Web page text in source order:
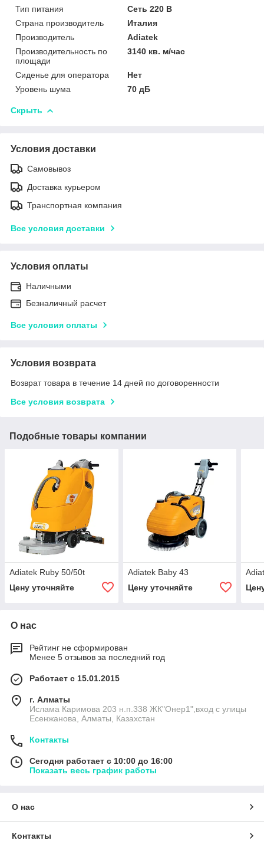
Тип питания
Сеть 220 В
Страна производитель
Италия
Производитель
Adiatek
Производительность по
площади
3140 кв. м/час
Сиденье для оператора
Нет
Уровень шума
70 дБ
Скрыть
Условия доставки
Самовывоз
Доставка курьером
Транспортная компания
Все условия доставки
Условия оплаты
Наличными
Безналичный расчет
Все условия оплаты
Условия возврата
Возврат товара в течение 14 дней по договоренности
Все условия возврата
Подобные товары компании
Adiatek Ruby 50/50t
Цену уточняйте
Adiatek Baby 43
Цену уточняйте
О нас
Рейтинг не сформирован
Менее 5 отзывов за последний год
Работает с 15.01.2015
г. Алматы
Ислама Каримова 203 н.п.338 ЖК"Онер1",вход с улицы
Есенжанова, Алматы, Казахстан
Контакты
Сегодня работает с 10:00 до 16:00
Показать весь график работы
О нас
Контакты